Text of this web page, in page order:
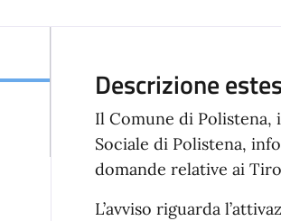
Descrizione
Il Comune di Polistena,
Sociale di Polistena,
domande relative ai
L’avviso riguarda